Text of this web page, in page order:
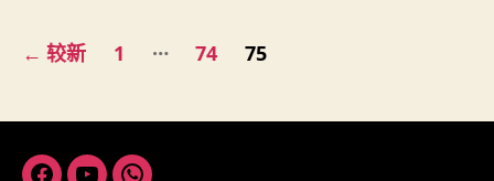
文
分
← 较新 1 … 74 75